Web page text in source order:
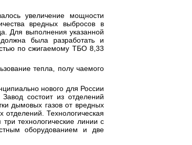
увеличение мощности
вредных выбросов в
Для выполнения указанной
была разработать и
по сжигаемому ТБО 8,33
тепла, полу чаемого
нового для России
состоит из отделений
дымовых газов от вредных
отделений. Технологическая
технологические линии с
оборудованием и две